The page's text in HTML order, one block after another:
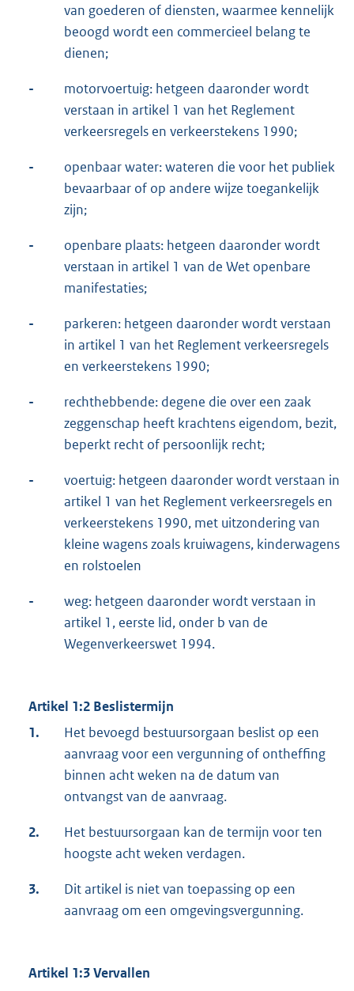
van goederen of diensten, waarmee kennelijk
beoogd wordt een commercieel belang te
dienen;
-
motorvoertuig: hetgeen daaronder wordt
verstaan in artikel 1 van het Reglement
verkeersregels en verkeerstekens 1990;
-
openbaar water: wateren die voor het publiek
bevaarbaar of op andere wijze toegankelijk
zijn;
-
openbare plaats: hetgeen daaronder wordt
verstaan in artikel 1 van de Wet openbare
manifestaties;
-
parkeren: hetgeen daaronder wordt verstaan
in artikel 1 van het Reglement verkeersregels
en verkeerstekens 1990;
-
rechthebbende: degene die over een zaak
zeggenschap heeft krachtens eigendom, bezit,
beperkt recht of persoonlijk recht;
-
voertuig: hetgeen daaronder wordt verstaan in
artikel 1 van het Reglement verkeersregels en
verkeerstekens 1990, met uitzondering van
kleine wagens zoals kruiwagens, kinderwagens
en rolstoelen
-
weg: hetgeen daaronder wordt verstaan in
artikel 1, eerste lid, onder b van de
Wegenverkeerswet 1994.
Artikel 1:2 Beslistermijn
1.
Het bevoegd bestuursorgaan beslist op een
aanvraag voor een vergunning of ontheffing
binnen acht weken na de datum van
ontvangst van de aanvraag.
2.
Het bestuursorgaan kan de termijn voor ten
hoogste acht weken verdagen.
3.
Dit artikel is niet van toepassing op een
aanvraag om een omgevingsvergunning.
Artikel 1:3 Vervallen